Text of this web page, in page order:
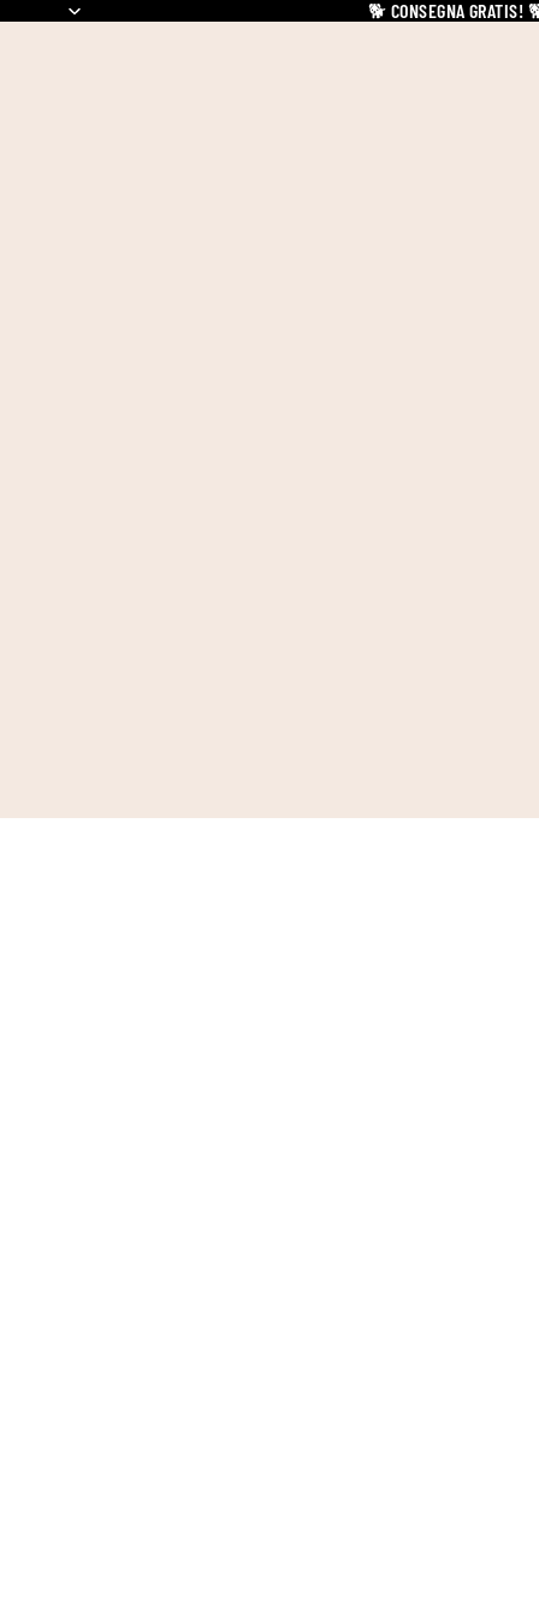
🐕 CONSEGNA GRATIS!